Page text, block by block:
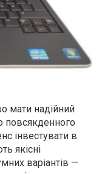
мати надійний
повсякденного
інвестувати в
якісні
варіантів —